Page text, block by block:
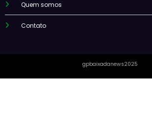
Quem somos
Contato
gpbaixadanews2025